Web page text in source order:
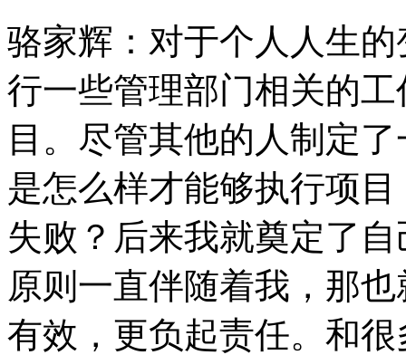
骆家辉：对于个人人生
行一些管理部门相关的
目。尽管其他的人制定
是怎么样才能够执行项
失败？后来我就奠定了
原则一直伴随着我，那
有效，更负起责任。和